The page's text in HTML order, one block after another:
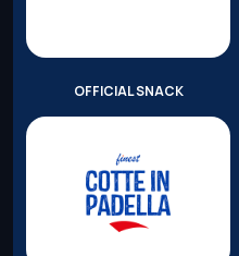
OFFICIAL SNACK